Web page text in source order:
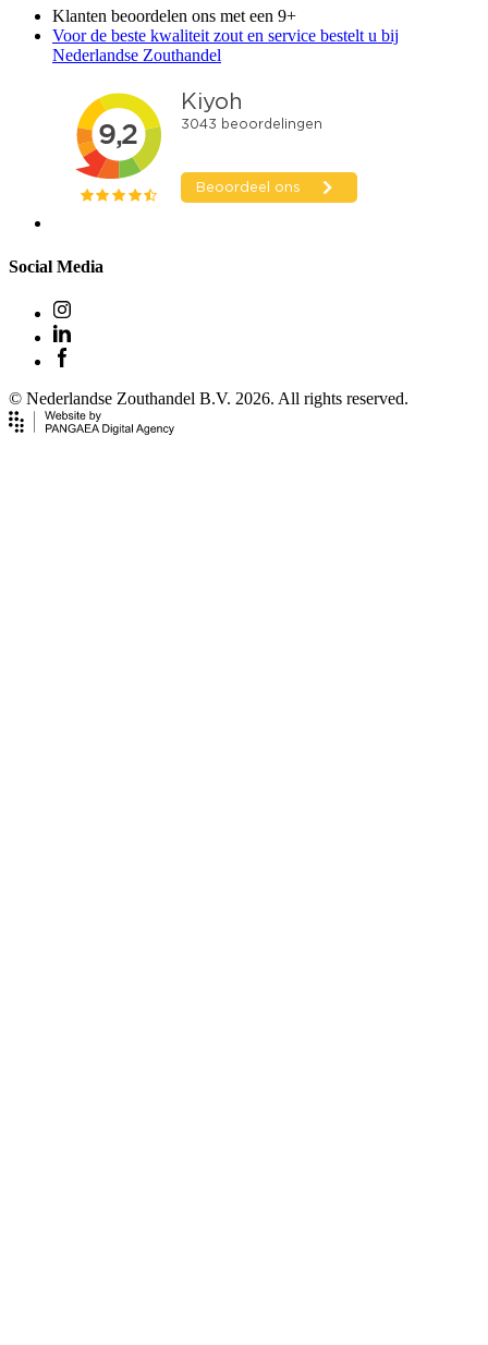
Klanten beoordelen ons met een 9+
Voor de beste kwaliteit zout en service bestelt u bij
Nederlandse Zouthandel
Social Media
© Nederlandse Zouthandel B.V. 2026. All rights reserved.